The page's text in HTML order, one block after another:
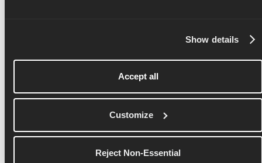
Show details
Accept all
Customize
Reject Non-Essential
産権を含む（これらに限定されない）第三者のいか
なる権利も侵害、不正流用、または侵害しないこ
と。また、本サービスに関連して共有、投稿、また
ティ、手数料、およびその他の義務について、利用
者が全責任を負うこと。